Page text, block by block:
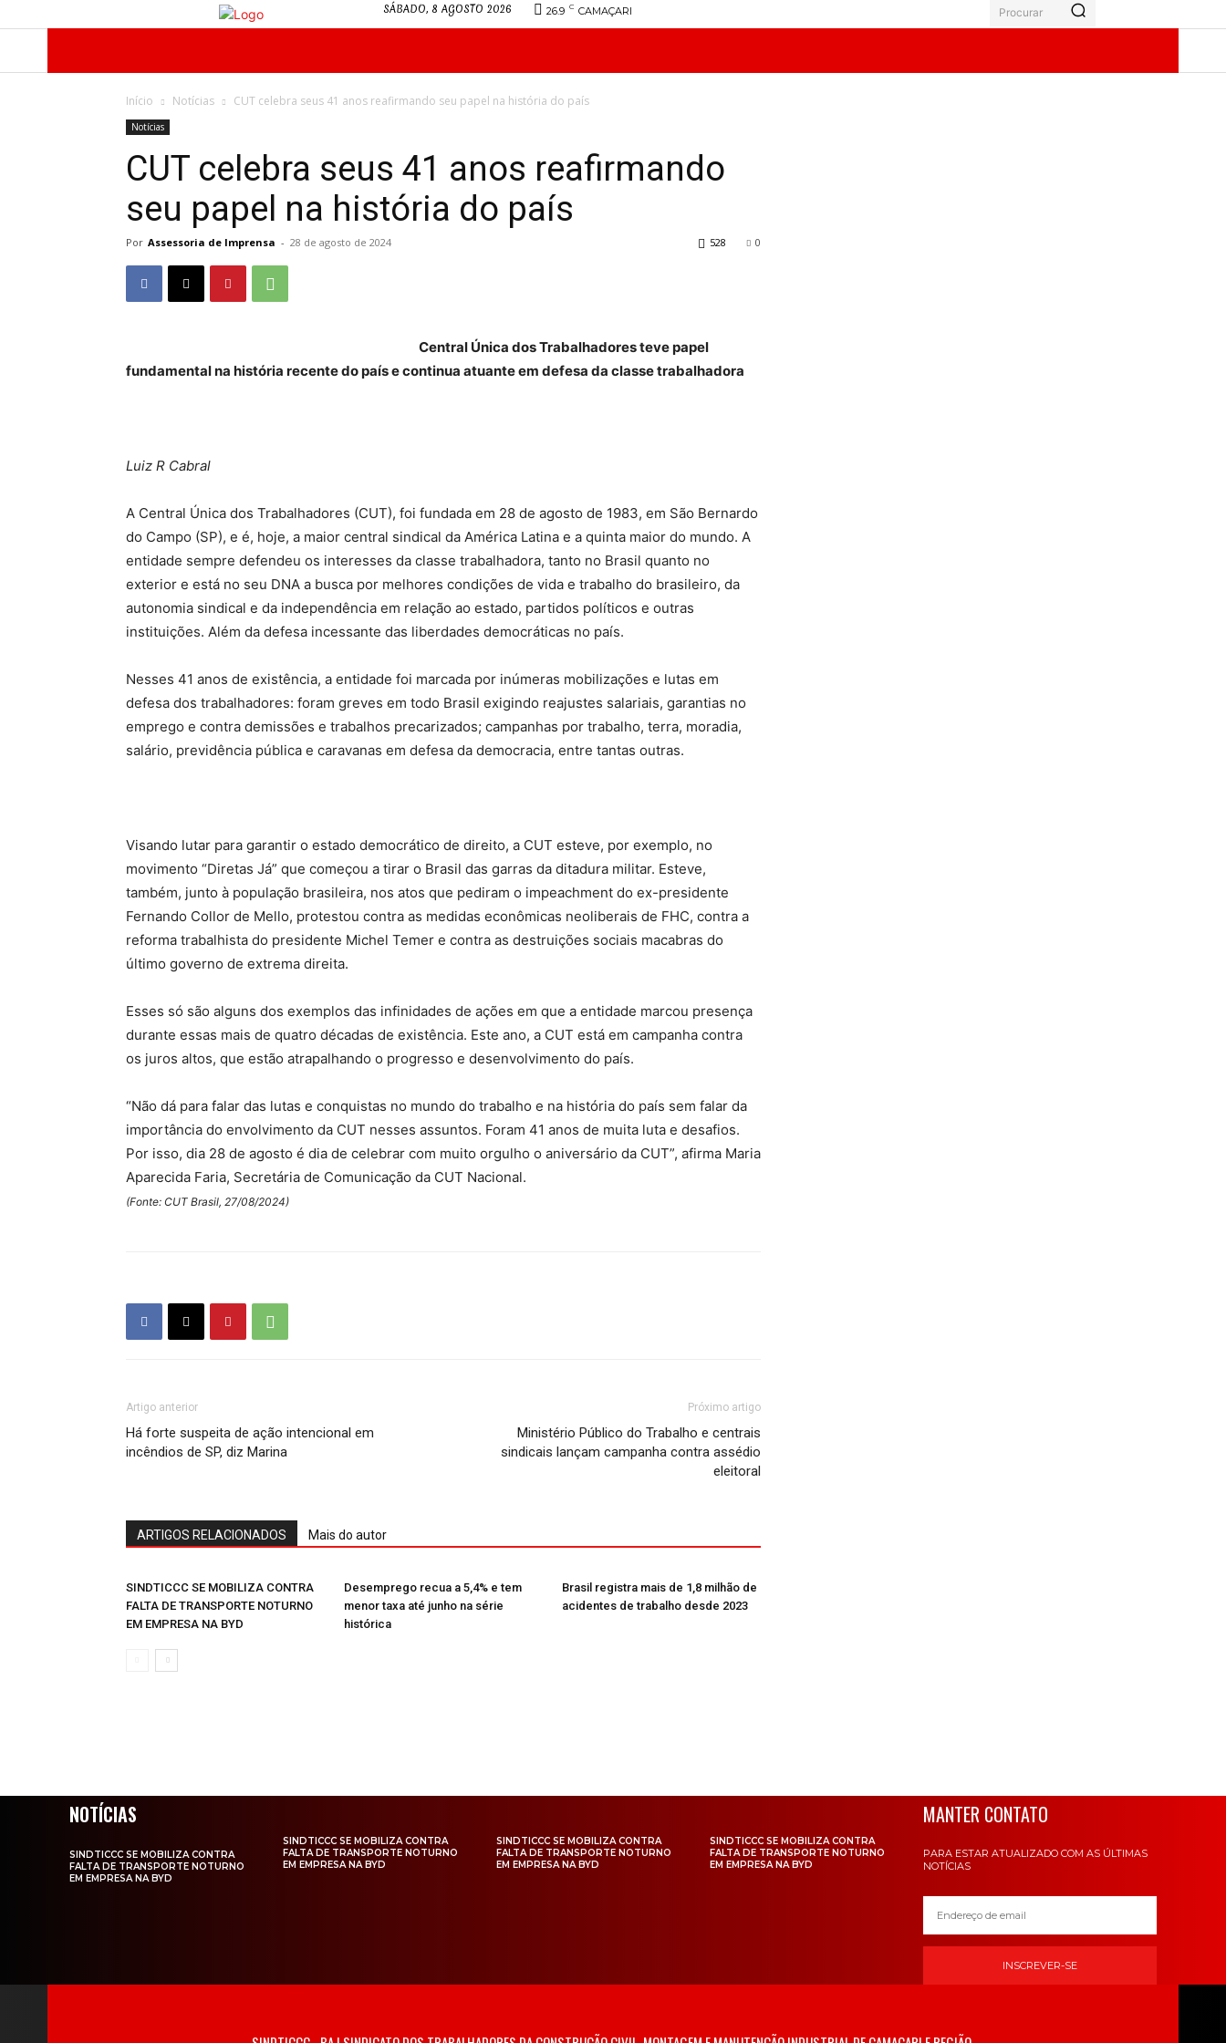
SÁBADO, 8 AGOSTO 2026 26.9 C CAMAÇARI Procurar
Início Notícias CUT celebra seus 41 anos reafirmando seu papel na história do país
Notícias
CUT celebra seus 41 anos reafirmando
seu papel na história do país
Por Assessoria de Imprensa - 28 de agosto de 2024 0
528
Central Única dos Trabalhadores teve papel
fundamental na história recente do país e continua atuante em defesa da classe trabalhadora
Luiz R Cabral
A Central Única dos Trabalhadores (CUT), foi fundada em 28 de agosto de 1983, em São Bernardo
do Campo (SP), e é, hoje, a maior central sindical da América Latina e a quinta maior do mundo. A
entidade sempre defendeu os interesses da classe trabalhadora, tanto no Brasil quanto no
exterior e está no seu DNA a busca por melhores condições de vida e trabalho do brasileiro, da
autonomia sindical e da independência em relação ao estado, partidos políticos e outras
instituições. Além da defesa incessante das liberdades democráticas no país.
Nesses 41 anos de existência, a entidade foi marcada por inúmeras mobilizações e lutas em
defesa dos trabalhadores: foram greves em todo Brasil exigindo reajustes salariais, garantias no
emprego e contra demissões e trabalhos precarizados; campanhas por trabalho, terra, moradia,
salário, previdência pública e caravanas em defesa da democracia, entre tantas outras.
Visando lutar para garantir o estado democrático de direito, a CUT esteve, por exemplo, no
movimento “Diretas Já” que começou a tirar o Brasil das garras da ditadura militar. Esteve,
também, junto à população brasileira, nos atos que pediram o impeachment do ex-presidente
Fernando Collor de Mello, protestou contra as medidas econômicas neoliberais de FHC, contra a
reforma trabalhista do presidente Michel Temer e contra as destruições sociais macabras do
último governo de extrema direita.
Esses só são alguns dos exemplos das infinidades de ações em que a entidade marcou presença
durante essas mais de quatro décadas de existência. Este ano, a CUT está em campanha contra
os juros altos, que estão atrapalhando o progresso e desenvolvimento do país.
“Não dá para falar das lutas e conquistas no mundo do trabalho e na história do país sem falar da
importância do envolvimento da CUT nesses assuntos. Foram 41 anos de muita luta e desafios.
Por isso, dia 28 de agosto é dia de celebrar com muito orgulho o aniversário da CUT”, afirma Maria
Aparecida Faria, Secretária de Comunicação da CUT Nacional.
(Fonte: CUT Brasil, 27/08/2024)
Artigo anterior
Há forte suspeita de ação intencional em
incêndios de SP, diz Marina
Próximo artigo
Ministério Público do Trabalho e centrais
sindicais lançam campanha contra assédio
eleitoral
ARTIGOS RELACIONADOS Mais do autor
SINDTICCC SE MOBILIZA CONTRA
FALTA DE TRANSPORTE NOTURNO
EM EMPRESA NA BYD
Desemprego recua a 5,4% e tem
menor taxa até junho na série
histórica
Brasil registra mais de 1,8 milhão de
acidentes de trabalho desde 2023
NOTÍCIAS
SINDTICCC SE MOBILIZA CONTRA
FALTA DE TRANSPORTE NOTURNO
EM EMPRESA NA BYD
SINDTICCC SE MOBILIZA CONTRA
FALTA DE TRANSPORTE NOTURNO
EM EMPRESA NA BYD
SINDTICCC SE MOBILIZA CONTRA
FALTA DE TRANSPORTE NOTURNO
EM EMPRESA NA BYD
SINDTICCC SE MOBILIZA CONTRA
FALTA DE TRANSPORTE NOTURNO
EM EMPRESA NA BYD
MANTER CONTATO
PARA ESTAR ATUALIZADO COM AS ÚLTIMAS
NOTÍCIAS
INSCREVER-SE